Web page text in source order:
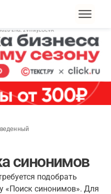
синонимов
подобрать
«Поиск синонимов». Для